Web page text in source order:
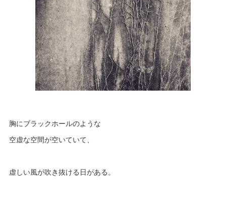
胸にブラックホールのような
空虚な空間が空いていて、
虚しい風が吹き抜ける日がある。